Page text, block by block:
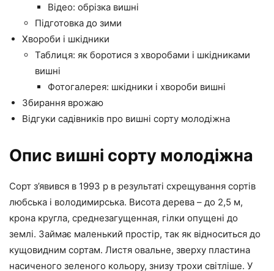
Відео: обрізка вишні
Підготовка до зими
Хвороби і шкідники
Таблиця: як боротися з хворобами і шкідниками
вишні
Фотогалерея: шкідники і хвороби вишні
Збирання врожаю
Відгуки садівників про вишні сорту молодіжна
Опис вишні сорту молодіжна
Сорт з’явився в 1993 р в результаті схрещування сортів
любська і володимирська. Висота дерева – до 2,5 м,
крона кругла, среднезагущенная, гілки опущені до
землі. Займає маленький простір, так як відноситься до
кущовидним сортам. Листя овальне, зверху пластина
насиченого зеленого кольору, знизу трохи світліше. У